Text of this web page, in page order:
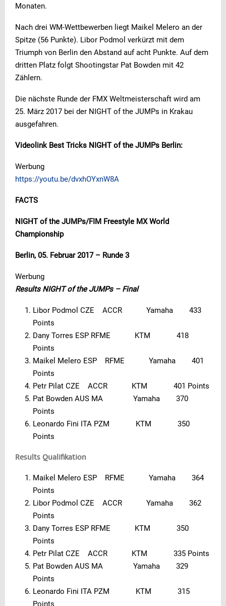
Monaten.
Nach drei WM-Wettbewerben liegt Maikel Melero an der
Spitze (56 Punkte). Libor Podmol verkürzt mit dem
Triumph von Berlin den Abstand auf acht Punkte. Auf dem
dritten Platz folgt Shootingstar Pat Bowden mit 42
Zählern.
Die nächste Runde der FMX Weltmeisterschaft wird am
25. März 2017 bei der NIGHT of the JUMPs in Krakau
ausgefahren.
Videolink Best Tricks NIGHT of the JUMPs Berlin:
Werbung
https://youtu.be/dvxhOYxnW8A
FACTS
NIGHT of the JUMPs/FIM Freestyle MX World
Championship
Berlin, 05. Februar 2017 – Runde 3
Werbung
Results NIGHT of the JUMPs – Final
Libor Podmol CZE ACCR Yamaha 433
Points
Dany Torres ESP RFME KTM 418
Points
Maikel Melero ESP RFME Yamaha 401
Points
Petr Pilat CZE ACCR KTM 401 Points
Pat Bowden AUS MA Yamaha 370
Points
Leonardo Fini ITA PZM KTM 350
Points
Results Qualifikation
Maikel Melero ESP RFME Yamaha 364
Points
Libor Podmol CZE ACCR Yamaha 362
Points
Dany Torres ESP RFME KTM 350
Points
Petr Pilat CZE ACCR KTM 335 Points
Pat Bowden AUS MA Yamaha 329
Points
Leonardo Fini ITA PZM KTM 315
Points